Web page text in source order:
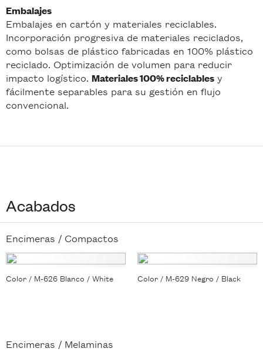
Embalajes
Embalajes en cartón y materiales reciclables.
Incorporación progresiva de materiales reciclados,
como bolsas de plástico fabricadas en 100% plástico
reciclado. Optimización de volumen para reducir
impacto logístico. Materiales 100% reciclables y
fácilmente separables para su gestión en flujo
convencional.
Acabados
Encimeras / Compactos
Color / M-626 Blanco / White Color / M-629 Negro / Black
Encimeras / Melaminas